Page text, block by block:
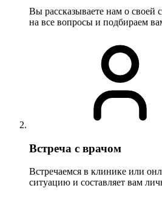
Вы рассказываете нам о
на все вопросы и подбираем
Встреча с врачом
Встречаемся в клинике или
ситуацию и составляет вам